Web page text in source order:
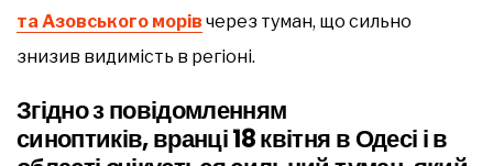
та Азовського морів через туман, що сильно
знизив видимість в регіоні.
Згідно з повідомленням
синоптиків, вранці 18 квітня в Одесі і в